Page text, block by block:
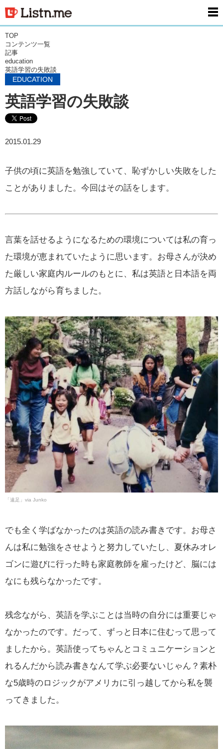
TOP
コンテンツ一覧
記事
education
英語学習の失敗談
EDUCATION
英語学習の失敗談
2015.01.29
子供の頃に英語を勉強していて、恥ずかしい失敗をした
ことがありました。今回はその話をします。
言葉を話せるようになるための環境については私の育っ
た環境が恵まれていたように思います。お母さんが決め
た厳しい家庭内ルールのもとに、私は英語と日本語を両
方話しながら育ちました。
「遠足」via Junko
でも全く学ばなかったのは英語の読み書きです。お母さ
んは私に勉強をさせようと努力していたし、夏休みオレ
ゴンに遊びに行った時も家庭教師を雇ったけど、脳には
なにも残らなかったです。
残念ながら、英語を学ぶことは当時の自分には重要じゃ
なかったのです。だって、ずっと日本に住むって思って
ましたから。英語使ってちゃんとコミュニケーションと
れるんだから読み書きなんて学ぶ必要ないじゃん？素朴
な5歳時のロジックがアメリカに引っ越してから私を襲
ってきました。